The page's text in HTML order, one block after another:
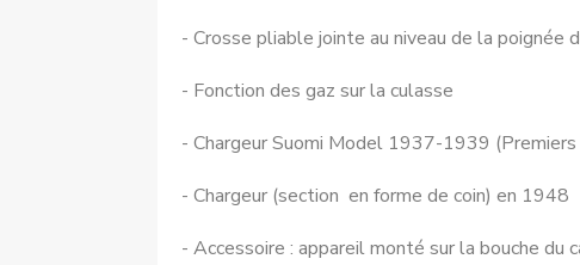
- Crosse pliable jointe au niveau de la poignée
- Fonction des gaz sur la culasse
- Chargeur Suomi Model 1937-1939
- Chargeur (section en forme de coin) en 1948
- Accessoire : appareil monté sur la bouche